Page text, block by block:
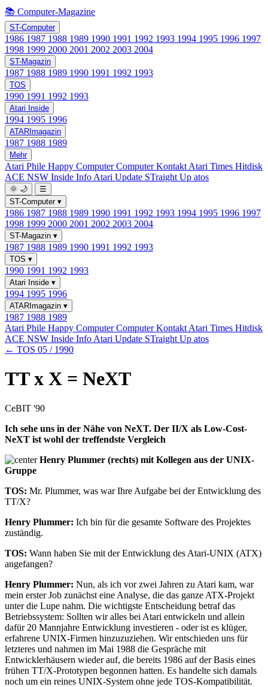
📚 Computer-Magazine
ST-Computer
1986 1987 1988 1989 1990 1991 1992 1993 1994 1995 1996 1997
1998 1999 2000 2001 2002 2003 2004
ST-Magazin
1987 1988 1989 1990 1991 1992 1993
TOS
1990 1991 1992 1993
Atari Inside
1994 1995 1996
ATARImagazin
1987 1988 1989
Mehr
Atari Phile Happy ComputerComputer Kontakt Atari Times Hitdisk
ACE NSW Inside Info Atari Update STraight Up atos
🌞 🌙
☰
ST-Computer ▾
1986 1987 1988 1989 1990 1991 1992 1993 1994 1995 1996 1997
1998 1999 2000 2001 2002 2003 2004
ST-Magazin ▾
1987 1988 1989 1990 1991 1992 1993
TOS ▾
1990 1991 1992 1993
Atari Inside ▾
1994 1995 1996
ATARImagazin ▾
1987 1988 1989
Atari Phile Happy ComputerComputer Kontakt Atari Times Hitdisk
ACE NSW Inside Info Atari Update STraight Up atos
← TOS 05 / 1990
TT x X = NeXT
CeBIT '90
Ich sehe uns in der Nähe von NeXT. Der II/X als Low-Cost-
NeXT ist wohl der treffendste Vergleich
Henry Plummer (rechts) mit Kollegen aus der UNIX-
Gruppe
TOS: Mr. Plummer, was war Ihre Aufgabe bei der Entwicklung des
TT/X?
Henry Plummer: Ich bin für die gesamte Software des Projektes
zuständig.
TOS: Wann haben Sie mit der Entwicklung des Atari-UNIX (ATX)
angefangen?
Henry Plummer: Nun, als ich vor zwei Jahren zu Atari kam, war
mein erster Job zunächst eine Analyse, die das ganze ATX-Projekt
unter die Lupe nahm. Die wichtigste Entscheidung betraf das
Betriebssystem: Sollten wir alles bei Atari entwickeln und allein
dafür 20 Mannjahre Entwicklung investieren - oder ist es klüger,
erfahrene UNIX-Firmen hinzuzuziehen. Wir entschieden uns für
letzteres und nahmen im Mai 1988 die Gespräche mit
Entwicklerhäusern wieder auf, die bereits 1986 auf der Basis eines
frühen TT/X-Prototypen begonnen hatten. Es handelte sich damals
noch um ein reines UNIX-System ohne jede TOS-Kompatibilität.